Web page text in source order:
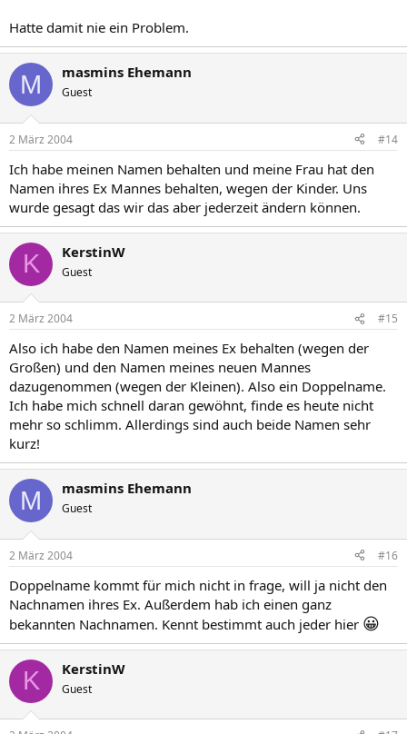
Hatte damit nie ein Problem.
M masmins Ehemann
Guest
2 März 2004 #14
Ich habe meinen Namen behalten und meine Frau hat den
Namen ihres Ex Mannes behalten, wegen der Kinder. Uns
wurde gesagt das wir das aber jederzeit ändern können.
K KerstinW
Guest
2 März 2004 #15
Also ich habe den Namen meines Ex behalten (wegen der
Großen) und den Namen meines neuen Mannes
dazugenommen (wegen der Kleinen). Also ein Doppelname.
Ich habe mich schnell daran gewöhnt, finde es heute nicht
mehr so schlimm. Allerdings sind auch beide Namen sehr
kurz!
M masmins Ehemann
Guest
2 März 2004 #16
Doppelname kommt für mich nicht in frage, will ja nicht den
Nachnamen ihres Ex. Außerdem hab ich einen ganz
bekannten Nachnamen. Kennt bestimmt auch jeder hier 😀
K KerstinW
Guest